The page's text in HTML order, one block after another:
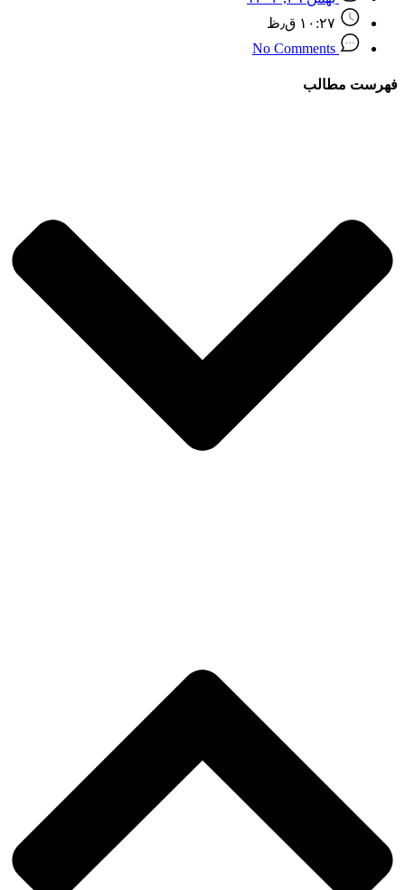
۱۰:۲۷ ق٫ظ
No Comments
فهرست مطالب